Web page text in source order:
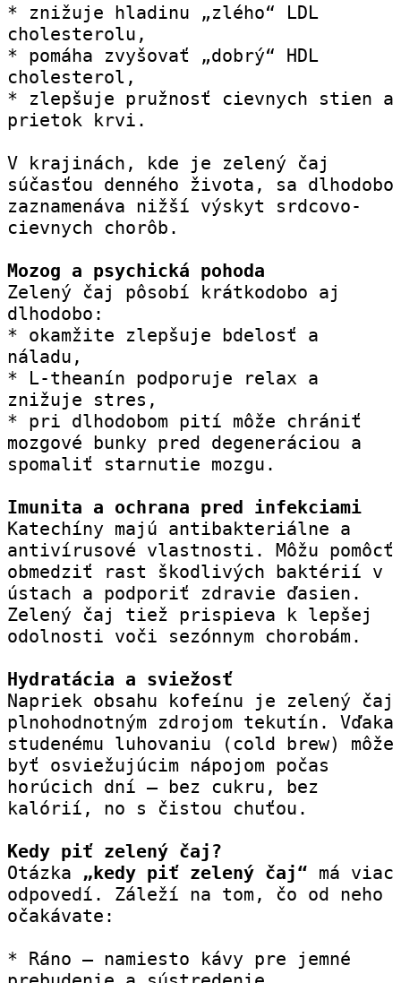
* znižuje hladinu „zlého“ LDL
cholesterolu,
* pomáha zvyšovať „dobrý“ HDL
cholesterol,
* zlepšuje pružnosť cievnych stien a
prietok krvi.
V krajinách, kde je zelený čaj
súčasťou denného života, sa dlhodobo
zaznamenáva nižší výskyt srdcovo-
cievnych chorôb.
Mozog a psychická pohoda
Zelený čaj pôsobí krátkodobo aj
dlhodobo:
* okamžite zlepšuje bdelosť a
náladu,
* L-theanín podporuje relax a
znižuje stres,
* pri dlhodobom pití môže chrániť
mozgové bunky pred degeneráciou a
spomaliť starnutie mozgu.
Imunita a ochrana pred infekciami
Katechíny majú antibakteriálne a
antivírusové vlastnosti. Môžu pomôcť
obmedziť rast škodlivých baktérií v
ústach a podporiť zdravie ďasien.
Zelený čaj tiež prispieva k lepšej
odolnosti voči sezónnym chorobám.
Hydratácia a sviežosť
Napriek obsahu kofeínu je zelený čaj
plnohodnotným zdrojom tekutín. Vďaka
studenému luhovaniu (cold brew) môže
byť osviežujúcim nápojom počas
horúcich dní – bez cukru, bez
kalórií, no s čistou chuťou.
Kedy piť zelený čaj?
Otázka „kedy piť zelený čaj“ má viac
odpovedí. Záleží na tom, čo od neho
očakávate:
* Ráno – namiesto kávy pre jemné